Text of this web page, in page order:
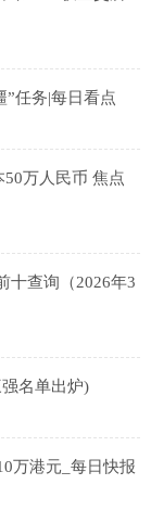
”任务|每日看点
万人民币 焦点
十查询（2026年3
名单出炉)
万港元_每日快报